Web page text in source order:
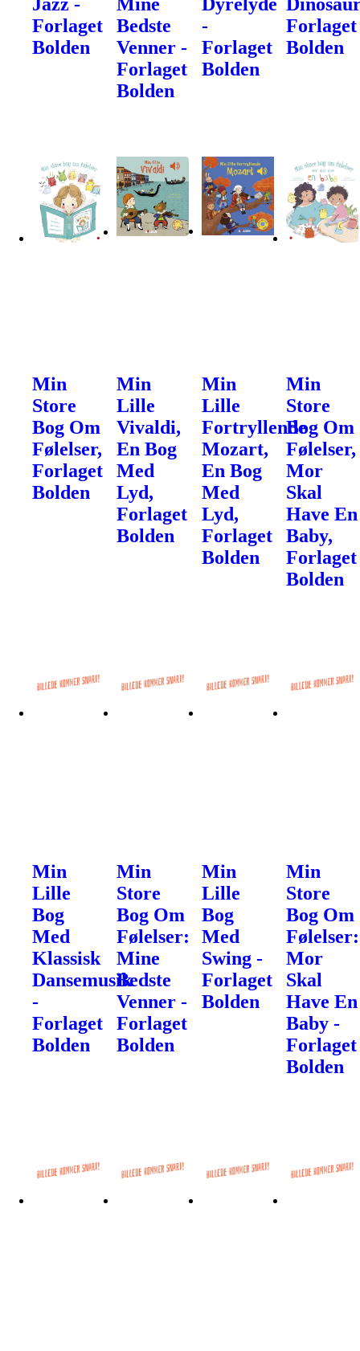
Forlaget
Bolden
Bedste
Venner -
Forlaget
Bolden
-
Forlaget
Bolden
Forlaget
Bolden
Min
Store
Bog Om
Følelser,
Forlaget
Bolden
Min
Lille
Vivaldi,
En Bog
Med
Lyd,
Forlaget
Bolden
Min
Lille
Fortryllende
Mozart,
En Bog
Med
Lyd,
Forlaget
Bolden
Min
Store
Bog Om
Følelser,
Mor
Skal
Have En
Baby,
Forlaget
Bolden
Min
Lille
Bog
Med
Klassisk
Dansemusik
-
Forlaget
Bolden
Min
Store
Bog Om
Følelser:
Mine
Bedste
Venner -
Forlaget
Bolden
Min
Lille
Bog
Med
Swing -
Forlaget
Bolden
Min
Store
Bog Om
Følelser:
Mor
Skal
Have En
Baby -
Forlaget
Bolden